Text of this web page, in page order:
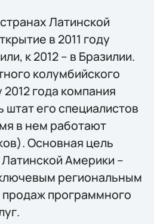
Латинской
в 2011 году
к 2012 – в Бразилии.
колумбийского
года компания
его специалистов
в нем работают
Основная цель
Америки –
региональным
программного